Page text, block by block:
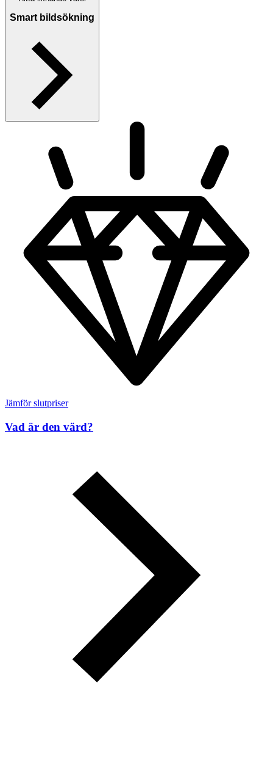
Smart bildsökning
Jämför slutpriser
Vad är den värd?